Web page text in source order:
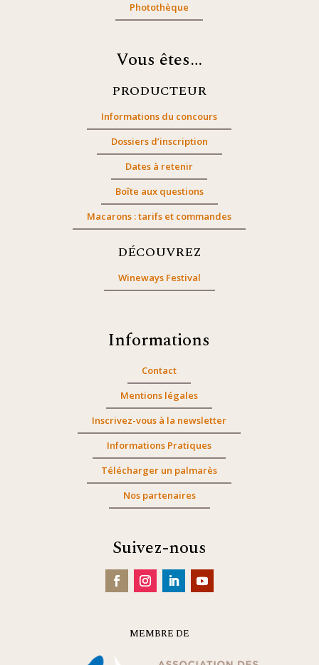
Photothèque
Vous êtes…
PRODUCTEUR
Informations du concours
Dossiers d’inscription
Dates à retenir
Boîte aux questions
Macarons : tarifs et commandes
DÉCOUVREZ
Wineways Festival
Informations
Contact
Mentions légales
Inscrivez-vous à la newsletter
Informations Pratiques
Télécharger un palmarès
Nos partenaires
Suivez-nous
MEMBRE DE